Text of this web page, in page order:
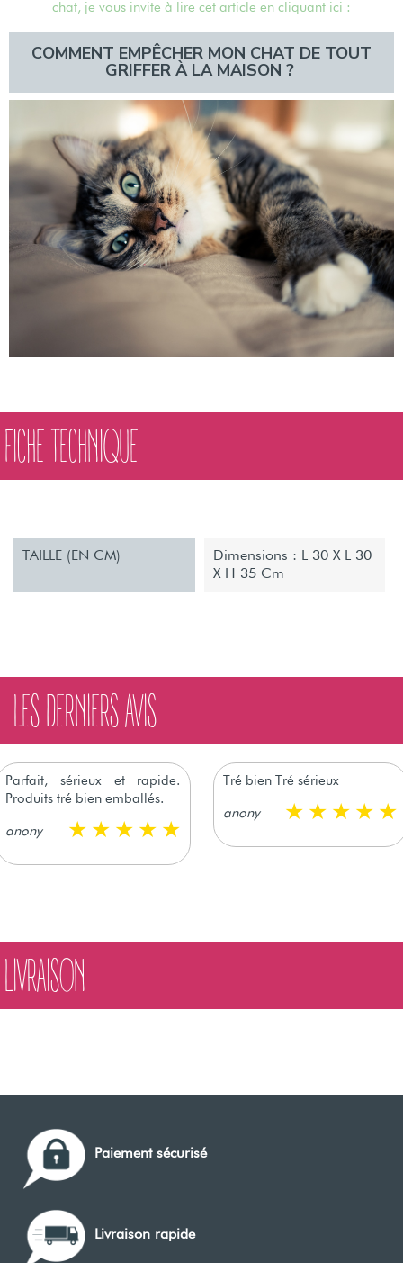
chat, je vous invite à lire cet article en cliquant ici :
COMMENT EMPÊCHER MON CHAT DE TOUT
GRIFFER À LA MAISON ?
FICHE TECHNIQUE
TAILLE (EN CM)
Dimensions : L 30 X L 30
X H 35 Cm
LES DERNIERS AVIS
Parfait, sérieux et rapide.
Produits tré bien emballés.
anony
Tré bien Tré sérieux
anony
LIVRAISON
Paiement sécurisé
Livraison rapide